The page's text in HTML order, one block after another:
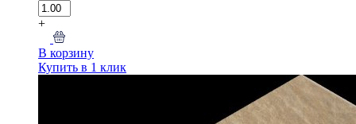
+
В корзину
Купить в 1 клик